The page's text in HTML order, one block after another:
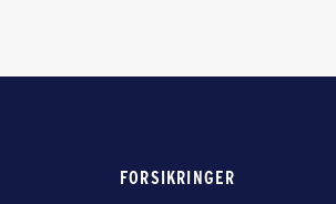
FORSIKRINGER